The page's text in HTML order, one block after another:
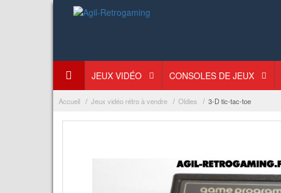
JEUX VIDÉO CONSOLES DE JEUX
Accueil Jeux vidéo rétro à vendre Oldies 3-D tic-tac-toe